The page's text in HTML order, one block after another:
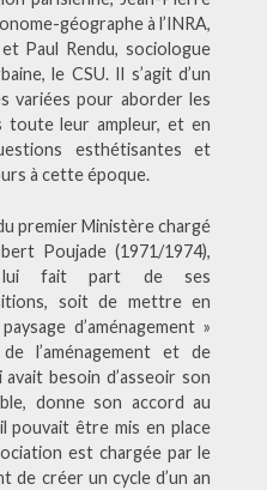
géographe à l’INRA,
Paul Rendu, sociologue
le CSU. Il s’agit d’un
variées pour aborder les
toute leur ampleur, et en
esthétisantes et
à cette époque.
premier Ministère chargé
Poujade (1971/1974),
lui fait part de ses
soit de mettre en
d’aménagement »
l’aménagement et de
avait besoin d’asseoir son
donne son accord au
pouvait être mis en place
est chargée par le
de créer un cycle d’un an